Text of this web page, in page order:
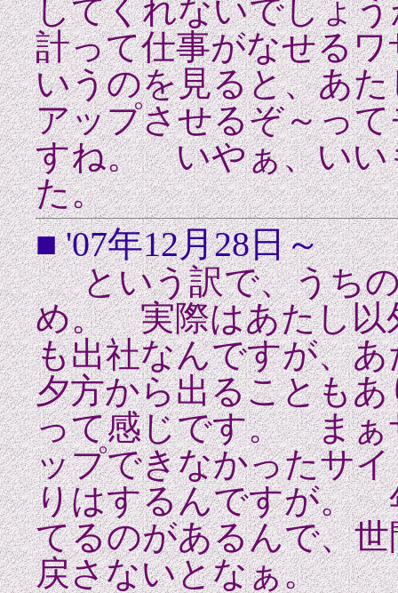
してくれないでしょ
計って仕事がなせる
いうのを見ると、あ
アップさせるぞ～っ
すね。 いやぁ、いい
た。
■ '07年12月28日～
という訳で、うち
め。 実際はあたし以
も出社なんですが、
夕方から出ることも
って感じです。 まぁ
ップできなかったサ
りはするんですが。
てるのがあるんで、
戻さないとなぁ。